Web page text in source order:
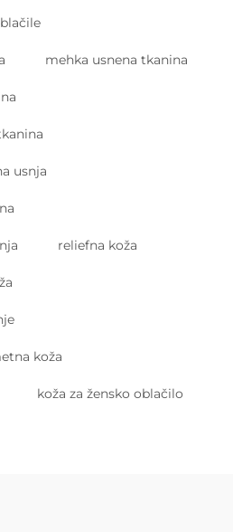
mehka usnena tkanina
usnja
reliefna koža
koža
koža za žensko oblačilo